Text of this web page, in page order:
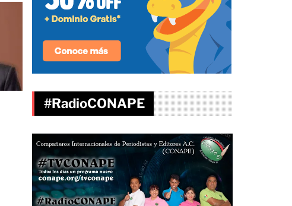
#RadioCONAPE